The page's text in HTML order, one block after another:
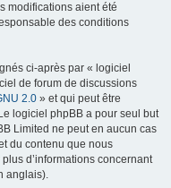
modifications aient été
des conditions
ci-après par « logiciel
de forum de discussions
2.0 » et qui peut être
logiciel phpBB a pour seul but
Limited ne peut en aucun cas
du contenu que nous
d’informations concernant
anglais).